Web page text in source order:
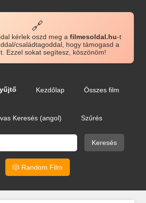
🔗
kérlek oszd meg a filmesoldal.hu-t
családtagoddal, hogy támogasd a
Ezzel sokat segítesz, köszönöm!
Kezdőlap Összes film
Keresés (angol) Szűrés
Keresés
🎲 Random Film